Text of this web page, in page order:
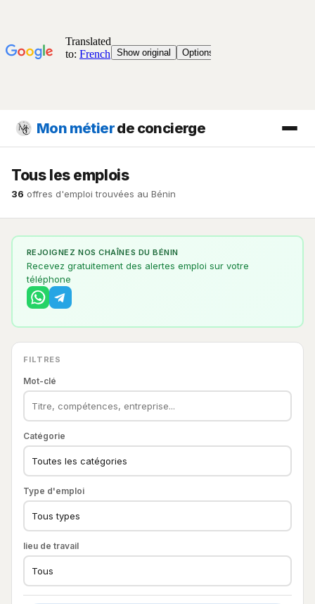
Mon métierde concierge
Tous les emplois
36 offres d'emploi trouvées au Bénin
REJOIGNEZ NOS CHAÎNES DU BÉNIN
Recevez gratuitement des alertes emploi sur votre
téléphone
FILTRES
Mot-clé
Catégorie
Type d'emploi
lieu de travail